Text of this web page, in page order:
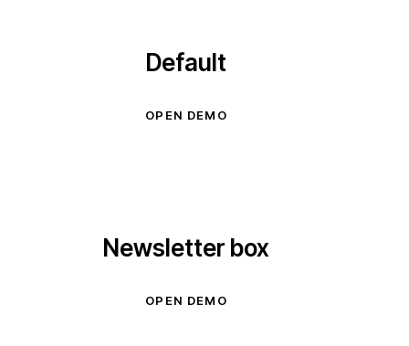
Default
OPEN DEMO
Newsletter box
OPEN DEMO